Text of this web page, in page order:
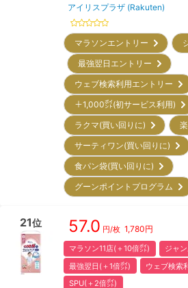
アイリスプラザ (Rakuten)
マラソンエントリー
最強翌日エントリー
ウェブ検索利用エントリー
＋1,000㌽(初サービス利用)
ラクマ(買い回りに)
サーティワン(買い回りに)
食パン袋(買い回りに)
グーンポイントプログラム
21位 57.0 円/枚 1,780円
マラソン11店(＋10倍㌽)
ジャ
最強翌日(＋1倍㌽)
ウェブ検索
SPU(＋2倍㌽)